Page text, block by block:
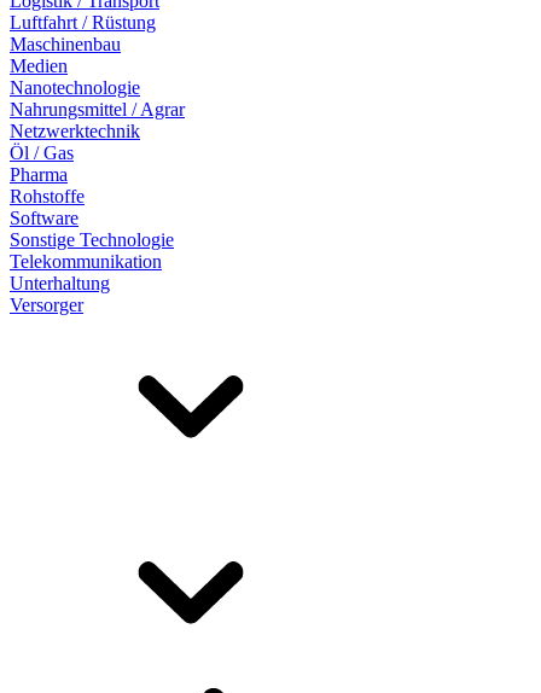
Luftfahrt / Rüstung
Maschinenbau
Medien
Nanotechnologie
Nahrungsmittel / Agrar
Netzwerktechnik
Öl / Gas
Pharma
Rohstoffe
Software
Sonstige Technologie
Telekommunikation
Unterhaltung
Versorger